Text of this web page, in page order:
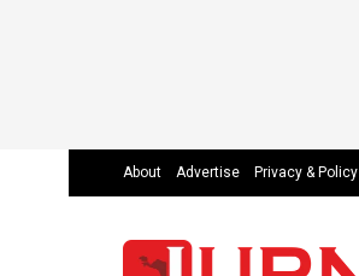
About Advertise Privacy & Policy